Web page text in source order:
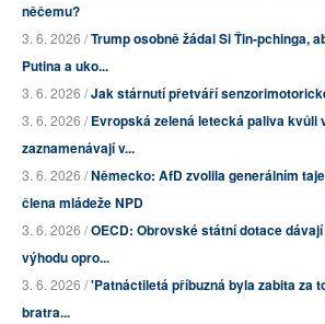
něčemu?
3. 6. 2026 /Trump osobně žádal Si Ťin-pchinga,
Putina a uko...
3. 6. 2026 /Jak stárnutí přetváří
3. 6. 2026 /Evropská zelená letecká paliva kvůli
zaznamenávají v...
3. 6. 2026 /Německo: AfD zvolila generálním
člena mládeže NPD
3. 6. 2026 /OECD: Obrovské státní dotace
výhodu opro...
3. 6. 2026 /'Patnáctiletá příbuzná byla zabita za
bratra...